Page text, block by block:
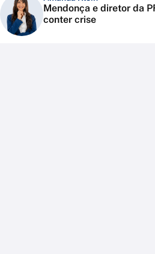
Mendonça e diretor da
conter crise